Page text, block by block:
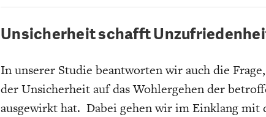
Unsicherheit schafft
In unserer Studie beantworten wir auch die
der Unsicherheit auf das Wohlergehen der
ausgewirkt hat. Dabei gehen wir im Einklang